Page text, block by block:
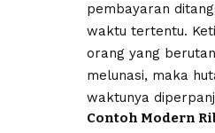
pembayaran
waktu tertentu.
orang yang
melunasi, maka
waktunya
Contoh Modern